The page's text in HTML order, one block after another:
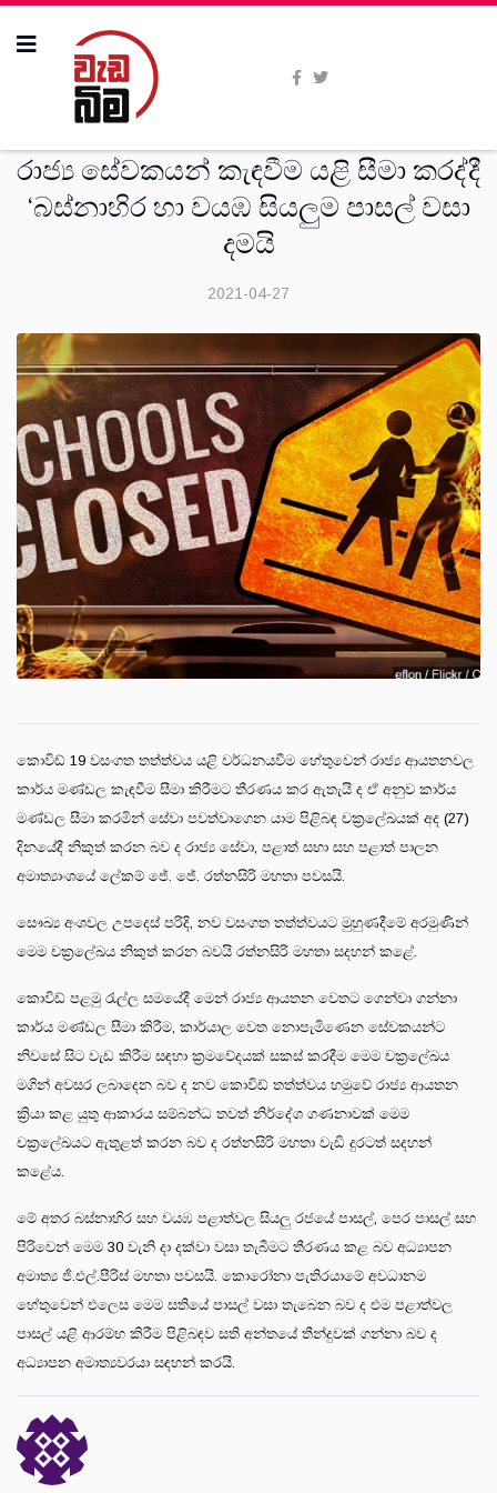
රාජ්‍ය සේවකයන් කැඳවීම යළි සීමා කරද්දී
‘බස්නාහිර හා වයඹ සියලුම පාසල් වසා
දමයි
2021-04-27
කොවිඩ් 19 වසංගත තත්ත්වය යළි වර්ධනයවීම හේතුවෙන් රාජ්‍ය ආයතනවල
කාර්ය මණ්ඩල කැඳවීම සීමා කිරීමට තීරණය කර ඇතැයි ද ඒ අනුව කාර්ය
මණ්ඩල සීමා කරමින් සේවා පවත්වාගෙන යාම පිළිබඳ චක්‍රලේඛයක් අද (27)
දිනයේදී නිකුත් කරන බව ද රාජ්‍ය සේවා, පළාත් සභා සහ පළාත් පාලන
අමාත්‍යාංශයේ ලේකම් ජේ. ජේ. රත්නසිරි මහතා පවසයි.
සෞඛ්‍ය අංශවල උපදෙස් පරිදි, නව වසංගත තත්ත්වයට මුහුණදීමේ අරමුණින්
මෙම චක්‍රලේඛය නිකුත් කරන බවයි රත්නසිරි මහතා සදහන් කළේ.
කොවිඩ් පළමු රැල්ල සමයේදී මෙන් රාජ්‍ය ආයතන වෙතට ගෙන්වා ගන්නා
කාර්ය මණ්ඩල සීමා කිරීම, කාර්යාල වෙත නොපැමිණෙන සේවකයන්ට
නිවසේ සිට වැඩ කිරීම සඳහා ක්‍රමවේදයක් සකස් කරදීම මෙම චක්‍රලේඛය
මගින් අවසර ලබාදෙන බව ද නව කොවිඩ් තත්ත්වය හමුවේ රාජ්‍ය ආයතන
ක්‍රියා කළ යුතු ආකාරය සම්බන්ධ තවත් නිර්දේශ ගණනාවක් මෙම
චක්‍රලේඛයට ඇතුළත් කරන බව ද රත්නසිරි මහතා වැඩි දුරටත් සදහන්
කළේය.
මේ අතර බස්නාහිර සහ වයඹ පළාත්වල සියලු රජයේ පාසල්, පෙර පාසල් සහ
පිරිවෙන් මෙම 30 වැනි දා දක්වා වසා තැබීමට තීරණය කළ බව අධ්‍යාපන
අමාත්‍ය ජි.එල්.පීරිස් මහතා පවසයි. කොරෝනා පැතිරයාමේ අවධානම
හේතුවෙන් එලෙස මෙම සතියේ පාසල් වසා තැබෙන බව ද එම පළාත්වල
පාසල් යළි ආරම්භ කිරීම පිළිබඳව සති අන්තයේ තීන්දුවක් ගන්නා බව ද
අධ්‍යාපන අමාත්‍යවරයා සඳහන් කරයි.